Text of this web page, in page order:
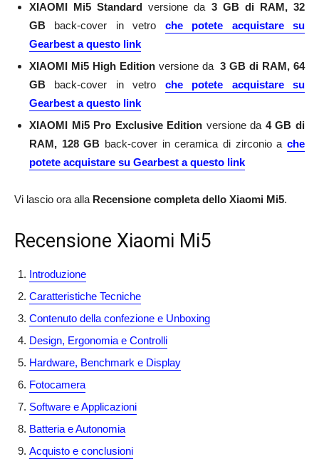
XIAOMI Mi5 Standard versione da 3 GB di RAM, 32
GB back-cover in vetro che potete acquistare su
Gearbest a questo link
XIAOMI Mi5 High Edition versione da3 GB di RAM, 64
GB back-cover in vetro che potete acquistare su
Gearbest a questo link
XIAOMI Mi5 Pro Exclusive Edition versione da 4 GB di
RAM, 128 GB back-cover in ceramica di zirconio ache
potete acquistare su Gearbest a questo link
Vi lascio ora alla Recensione completa dello Xiaomi Mi5.
Recensione Xiaomi Mi5
Introduzione
Caratteristiche Tecniche
Contenuto della confezione e Unboxing
Design, Ergonomia e Controlli
Hardware, Benchmark e Display
Fotocamera
Software e Applicazioni
Batteria e Autonomia
Acquisto e conclusioni